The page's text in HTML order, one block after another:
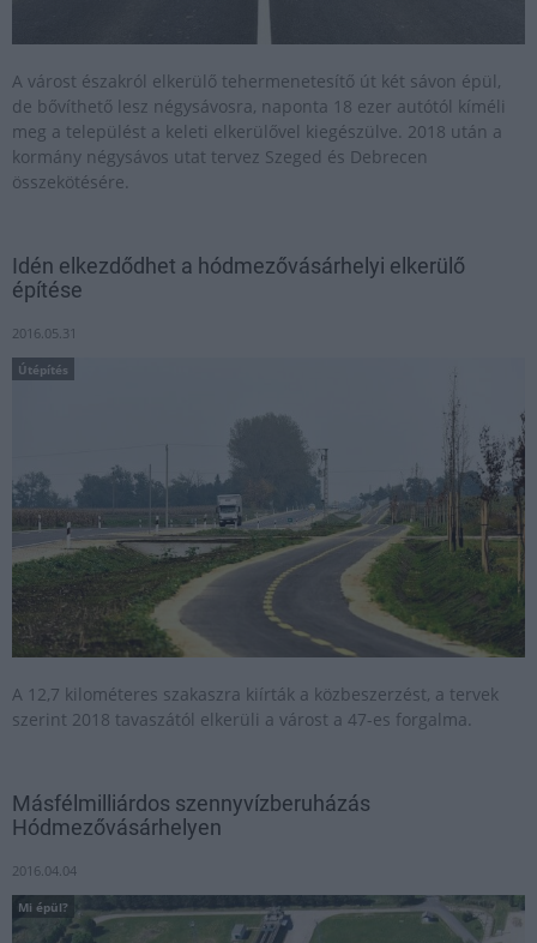
A várost északról elkerülő tehermenetesítő út két sávon épül,
de bővíthető lesz négysávosra, naponta 18 ezer autótól kíméli
meg a települést a keleti elkerülővel kiegészülve. 2018 után a
kormány négysávos utat tervez Szeged és Debrecen
összekötésére.
Idén elkezdődhet a hódmezővásárhelyi elkerülő
építése
2016.05.31
Útépítés
A 12,7 kilométeres szakaszra kiírták a közbeszerzést, a tervek
szerint 2018 tavaszától elkerüli a várost a 47-es forgalma.
Másfélmilliárdos szennyvízberuházás
Hódmezővásárhelyen
2016.04.04
Mi épül?